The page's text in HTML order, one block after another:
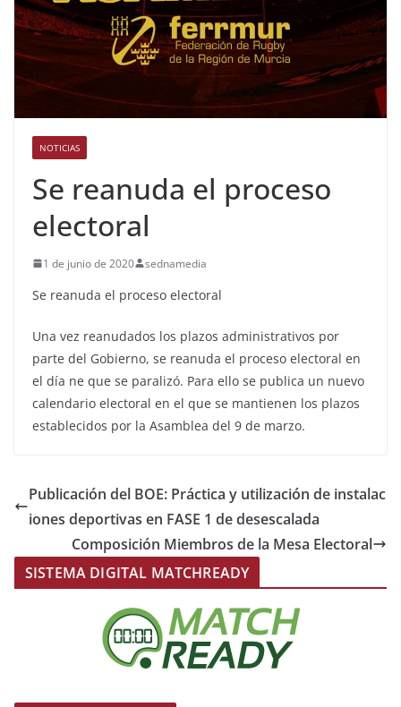
NOTICIAS
Se reanuda el proceso
electoral
1 de junio de 2020 sednamedia
Se reanuda el proceso electoral
Una vez reanudados los plazos administrativos por
parte del Gobierno, se reanuda el proceso electoral en
el día ne que se paralizó. Para ello se publica un nuevo
calendario electoral en el que se mantienen los plazos
establecidos por la Asamblea del 9 de marzo.
Publicación del BOE: Práctica y utilización de instalac
iones deportivas en FASE 1 de desescalada
Composición Miembros de la Mesa Electoral
SISTEMA DIGITAL MATCHREADY